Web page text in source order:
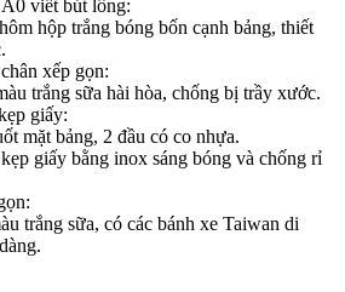
viết bút lông:
hộp trắng bóng bốn cạnh bảng, thiết
xếp gọn:
trắng sữa hài hòa, chống bị trầy xước.
giấy:
mặt bảng, 2 đầu có co nhựa.
giấy bằng inox sáng bóng và chống rỉ
trắng sữa, có các bánh xe Taiwan di